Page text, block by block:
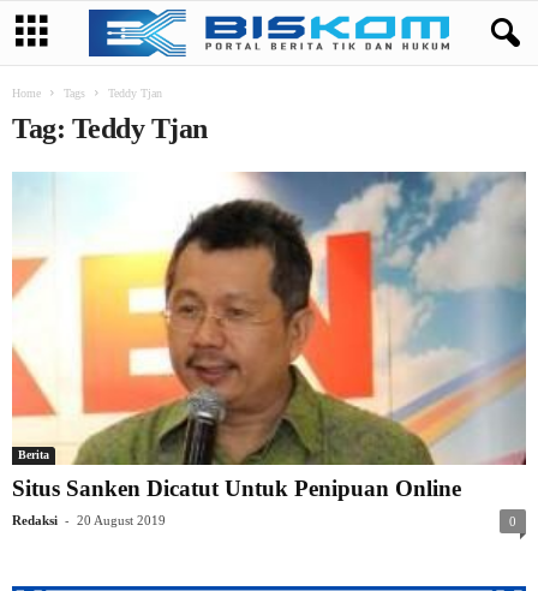
Home Tags Teddy Tjan
Tag: Teddy Tjan
Berita
Situs Sanken Dicatut Untuk Penipuan Online
Redaksi - 20 August 2019 0